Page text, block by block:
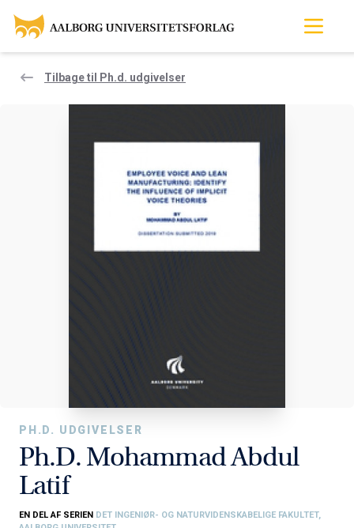
Tilbage til Ph.d. udgivelser
PH.D. UDGIVELSER
Ph.D. Mohammad Abdul
Latif
EN DEL AF SERIEN DET INGENIØR- OG NATURVIDENSKABELIGE FAKULTET,